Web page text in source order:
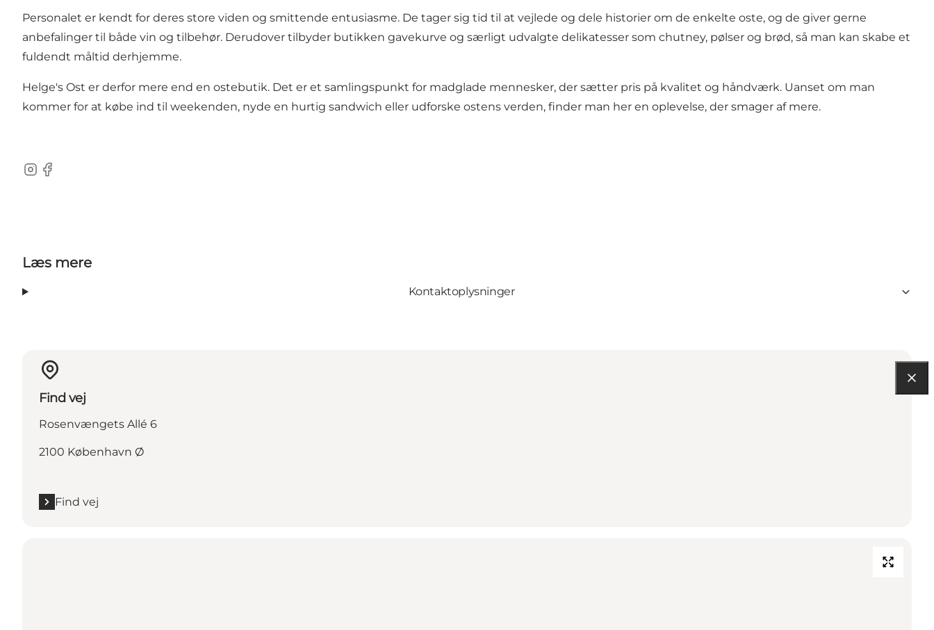
Personalet er kendt for deres store viden og smittende entusiasme. De tager sig tid til at vejlede og dele historier om de enkelte oste, og de giver gerne
anbefalinger til både vin og tilbehør. Derudover tilbyder butikken gavekurve og særligt udvalgte delikatesser som chutney, pølser og brød, så man kan skabe et
fuldendt måltid derhjemme.
Helge's Ost er derfor mere end en ostebutik. Det er et samlingspunkt for madglade mennesker, der sætter pris på kvalitet og håndværk. Uanset om man
kommer for at købe ind til weekenden, nyde en hurtig sandwich eller udforske ostens verden, finder man her en oplevelse, der smager af mere.
Instagram
Facebook
Læs mere
Kontaktoplysninger
Find vej
Rosenvængets Allé 6
2100 København Ø
Find vej